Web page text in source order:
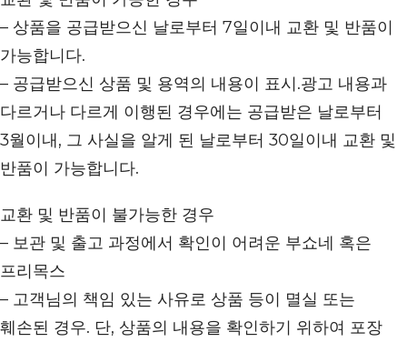
– 상품을 공급받으신 날로부터 7일이내 교환 및 반품이
가능합니다.
– 공급받으신 상품 및 용역의 내용이 표시.광고 내용과
다르거나 다르게 이행된 경우에는 공급받은 날로부터
3월이내, 그 사실을 알게 된 날로부터 30일이내 교환 및
반품이 가능합니다.
교환 및 반품이 불가능한 경우
– 보관 및 출고 과정에서 확인이 어려운 부쇼네 혹은
프리목스
– 고객님의 책임 있는 사유로 상품 등이 멸실 또는
훼손된 경우. 단, 상품의 내용을 확인하기 위하여 포장